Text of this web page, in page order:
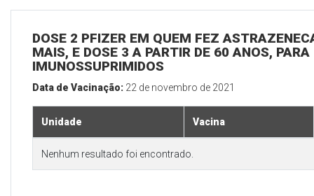
DOSE 2 PFIZER EM QUEM FEZ
MAIS, E DOSE 3 A PARTIR DE 60 ANOS,
IMUNOSSUPRIMIDOS
Data de Vacinação: 22 de novembro de 2021
Unidade Vacina
Nenhum resultado foi encontrado.